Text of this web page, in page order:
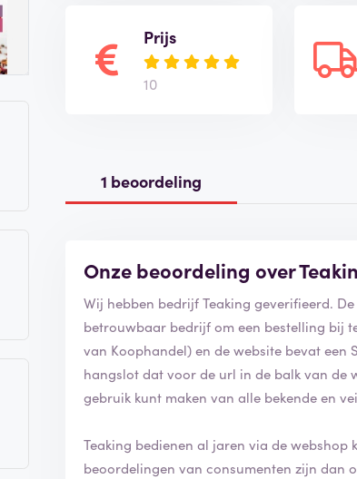
Prijs
10
1 beoordeling
Onze beoordeling over
Wij
betrouwbaar bedrijf om een bestelling bij te plaatsen. Uiteraard is Teaking lid
van Koophandel) en de website bevat een SSL/TSL-certificaat.
hangslot dat voor de url in de balk van de webbrowser staat. De
gebruik kunt maken van alle bekende en
Teaking bedienen al jaren via de webshop
beoordelingen van consumenten zijn dan ook